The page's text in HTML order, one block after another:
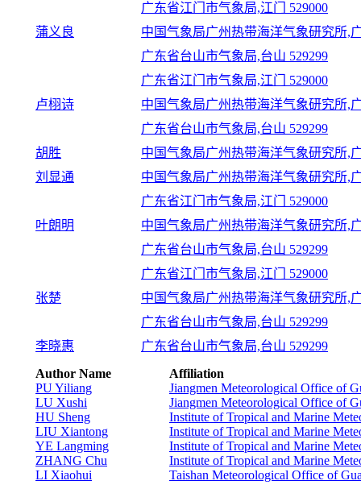
蒲义良
广东省江门市气象局,江门 529000
中国气象局广州热带海洋气象研究所,
广东省台山市气象局,台山 529299
卢栩诗
广东省江门市气象局,江门 529000
中国气象局广州热带海洋气象研究所,
广东省台山市气象局,台山 529299
胡胜
中国气象局广州热带海洋气象研究所,
刘显通
中国气象局广州热带海洋气象研究所,
叶朗明
广东省江门市气象局,江门 529000
中国气象局广州热带海洋气象研究所,
广东省台山市气象局,台山 529299
张楚
广东省江门市气象局,江门 529000
中国气象局广州热带海洋气象研究所,
广东省台山市气象局,台山 529299
李晓惠
广东省台山市气象局,台山 529299
Author Name
Affiliation
PU Yiliang
Jiangmen Meteorological Office of
LU Xushi
Jiangmen Meteorological Office of
HU Sheng
Institute of Tropical and Marine
LIU Xiantong
Institute of Tropical and Marine
YE Langming
Institute of Tropical and Marine
ZHANG Chu
Institute of Tropical and Marine
LI Xiaohui
Taishan Meteorological Office of